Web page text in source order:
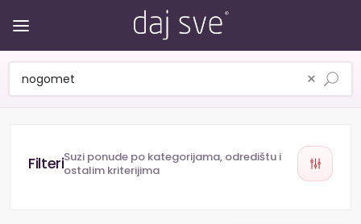
×
Suzi ponude po kategorijama, odredištu i
ostalim kriterijima